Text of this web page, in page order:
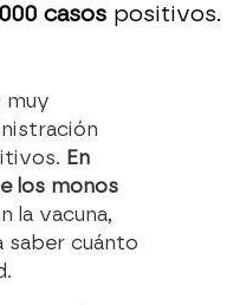
casospositivos.
muy
En
los monos
la vacuna,
saber cuánto